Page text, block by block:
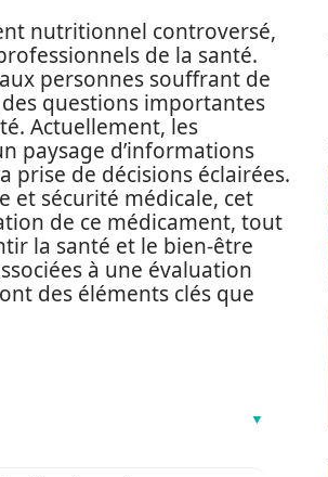
nutritionnel controversé,
de la santé.
personnes souffrant de
questions importantes
Actuellement, les
paysage d’informations
prise de décisions éclairées.
et sécurité médicale, cet
de ce médicament, tout
la santé et le bien-être
à une évaluation
des éléments clés que